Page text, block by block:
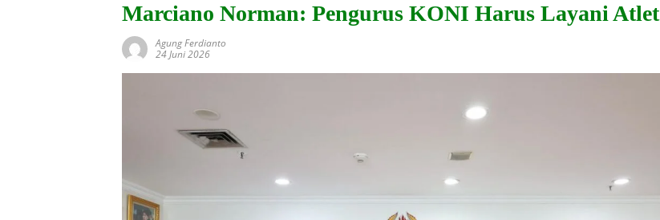
Marciano Norman: Pengurus KONI Harus Layani Atlet
Agung Ferdianto
24 Juni 2026